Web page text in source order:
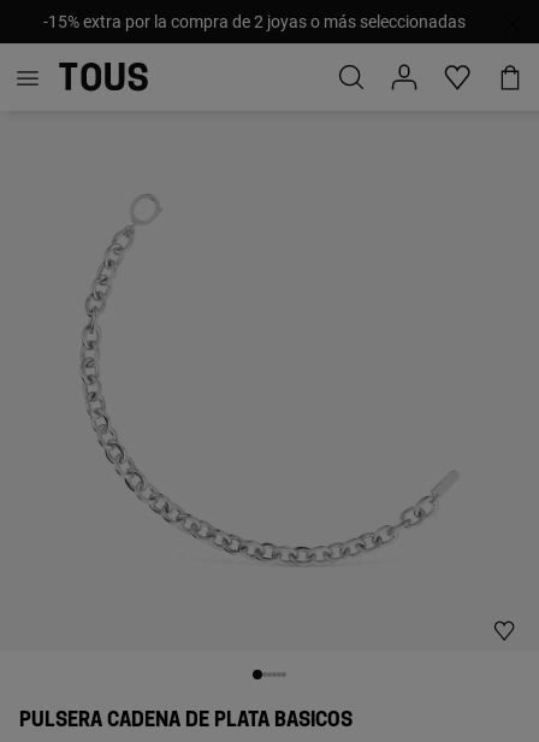
-15% extra por la compra de 2 joyas o más seleccionadas
PULSERA CADENA DE PLATA BASICOS